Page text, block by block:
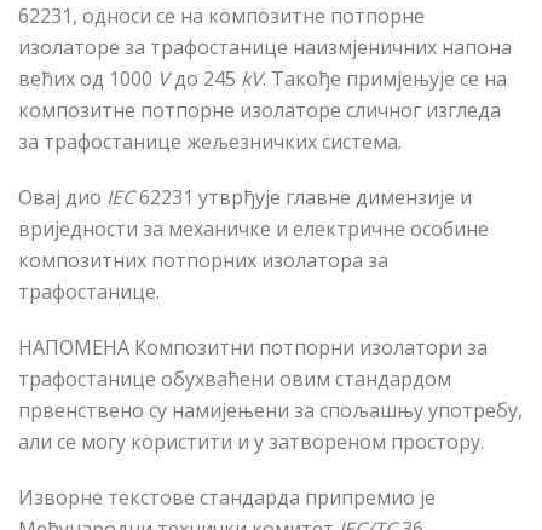
62231, односи се на композитне потпорне
изолаторе за трафостанице наизмјеничних напона
већих од 1000 Vдо 245 kV. Такође примјењује се на
композитне потпорне изолаторе сличног изгледа
за трафостанице жељезничких система.
Овај дио IEC62231 утврђује главне димензије и
вриједности за механичке и електричне особине
композитних потпорних изолатора за
трафостанице.
НАПОМЕНА Композитни потпорни изолатори за
трафостанице обухваћени овим стандардом
првенствено су намијењени за спољашњу употребу,
али се могу користити и у затвореном простору.
Изворне текстове стандарда припремио је